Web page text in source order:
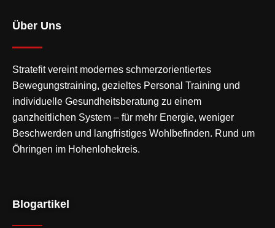
Über Uns
Stratefit vereint modernes schmerzorientiertes
Bewegungstraining, gezieltes Personal Training und
individuelle Gesundheitsberatung zu einem
ganzheitlichen System – für mehr Energie, weniger
Beschwerden und langfristiges Wohlbefinden. Rund um
Öhringen im Hohenlohekreis.
Blogartikel